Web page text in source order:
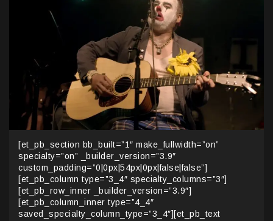
[et_pb_section bb_built=”1″ make_fullwidth=”on”
specialty=”on” _builder_version=”3.9″
custom_padding=”0|0px|54px|0px|false|false”]
[et_pb_column type=”3_4″ specialty_columns=”3″]
[et_pb_row_inner _builder_version=”3.9″]
[et_pb_column_inner type=”4_4″
saved_specialty_column_type=”3_4″][et_pb_text